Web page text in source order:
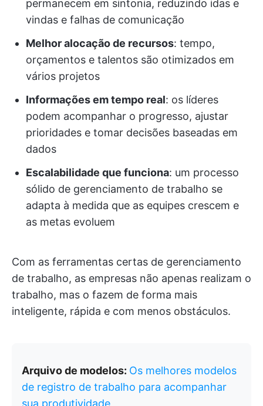
permanecem em sintonia, reduzindo idas e
vindas e falhas de comunicação
Melhor alocação de recursos: tempo,
orçamentos e talentos são otimizados em
vários projetos
Informações em tempo real: os líderes
podem acompanhar o progresso, ajustar
prioridades e tomar decisões baseadas em
dados
Escalabilidade que funciona: um processo
sólido de gerenciamento de trabalho se
adapta à medida que as equipes crescem e
as metas evoluem
Com as ferramentas certas de gerenciamento
de trabalho, as empresas não apenas realizam o
trabalho, mas o fazem de forma mais
inteligente, rápida e com menos obstáculos.
Arquivo de modelos: Os melhores modelos
de registro de trabalho para acompanhar
sua produtividade